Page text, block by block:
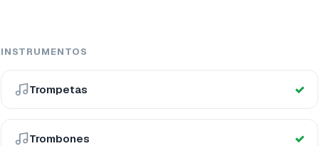
INSTRUMENTOS
Trompetas
Trombones